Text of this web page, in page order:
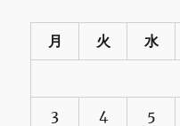
月 火 水
3 4 5